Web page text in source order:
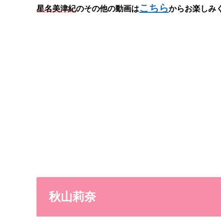
星名美津紀のその他の動画はこちらからお楽しみ
秋山莉奈